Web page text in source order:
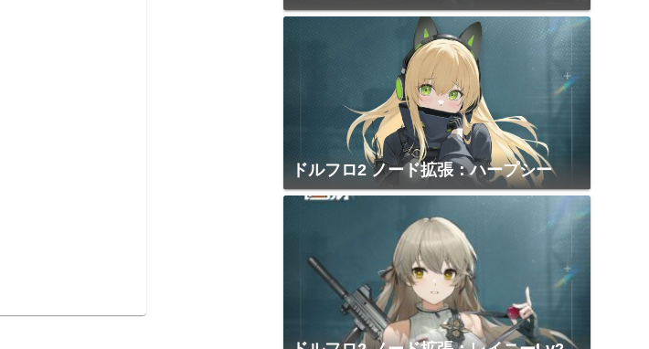
ドルフロ2 ノード拡張：ハープシー